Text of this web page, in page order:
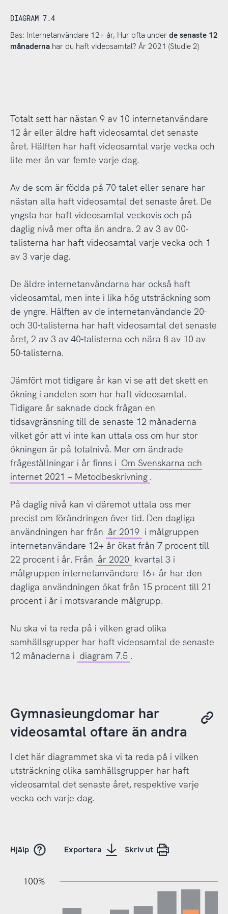
DIAGRAM 7.4
Bas: Internetanvändare 12+ år, Hur ofta under de senaste 12
månadernahar du haft videosamtal? År 2021 (Studie 2)
Totalt sett har nästan 9 av 10 internetanvändare
12 år eller äldre haft videosamtal det senaste
året. Hälften har haft videosamtal varje vecka och
lite mer än var femte varje dag.
Av de som är födda på 70-talet eller senare har
nästan alla haft videosamtal det senaste året. De
yngsta har haft videosamtal veckovis och på
daglig nivå mer ofta än andra. 2 av 3 av 00-
talisterna har haft videosamtal varje vecka och 1
av 3 varje dag.
De äldre internetanvändarna har också haft
videosamtal, men inte i lika hög utsträckning som
de yngre. Hälften av de internetanvändande 20-
och 30-talisterna har haft videosamtal det senaste
året, 2 av 3 av 40-talisterna och nära 8 av 10 av
50-talisterna.
Jämfört mot tidigare år kan vi se att det skett en
ökning i andelen som har haft videosamtal.
Tidigare år saknade dock frågan en
tidsavgränsning till de senaste 12 månaderna
vilket gör att vi inte kan uttala oss om hur stor
ökningen är på totalnivå. Mer om ändrade
frågeställningar i år finns i Om Svenskarna och
internet 2021 – Metodbeskrivning .
På daglig nivå kan vi däremot uttala oss mer
precist om förändringen över tid. Den dagliga
användningen har från år 2019 i målgruppen
internetanvändare 12+ år ökat från 7 procent till
22 procent i år. Från år 2020 kvartal 3 i
målgruppen internetanvändare 16+ år har den
dagliga användningen ökat från 15 procent till 21
procent i år i motsvarande målgrupp.
Nu ska vi ta reda på i vilken grad olika
samhällsgrupper har haft videosamtal de senaste
12 månaderna i diagram 7.5 .
Gymnasieungdomar har
videosamtal oftare än andra
I det här diagrammet ska vi ta reda på i vilken
utsträckning olika samhällsgrupper har haft
videosamtal det senaste året, respektive varje
vecka och varje dag.
Hjälp Exportera Skriv ut
100%